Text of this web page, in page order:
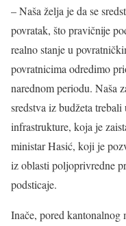
– Naša želja je da se
povratak, što pravičnije
realno stanje u
povratnicima odredimo
narednom periodu. Naša
sredstva iz budžeta
infrastrukture, koja je
ministar Hasić, koji je
iz oblasti poljoprivredne
podsticaje.
Inače, pored kantonalnog